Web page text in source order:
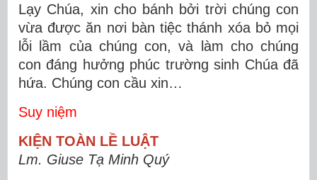
Lạy Chúa, xin cho bánh bởi trời chúng con
vừa được ăn nơi bàn tiệc thánh xóa bỏ mọi
lỗi lầm của chúng con, và làm cho chúng
con đáng hưởng phúc trường sinh Chúa đã
hứa. Chúng con cầu xin…
Suy niệm
KIỆN TOÀN LỀ LUẬT
Lm. Giuse Tạ Minh Quý